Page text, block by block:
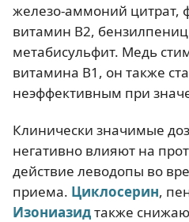
железо-аммоний цитрат,
витамин B2,
метабисульфит. Медь
витамина B1, он также
неэффективным при
Клинически значимые
негативно влияют на
действие леводопы во
приема. Циклосерин,
Изониазидтакже